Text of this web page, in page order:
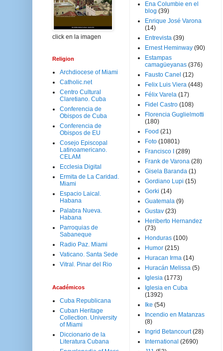
click en la imagen
Religion
Archdiocese of Miami
Catholic.net
Centro Cultural
Claretiano. Cuba
Conferencia de
Obispos de Cuba
Conferencia de
Obispos de EU
Cosejo Episcopal
Latinoamericano.
CELAM
Ecclesia Digital
Ermita de La Caridad.
Miami
Espacio Laical.
Habana
Palabra Nueva.
Habana
Parroquias de
Sabaneque
Radio Paz. Miami
Vaticano. Santa Sede
Vitral. Pinar del Rio
Académicos
Cuba Republicana
Cuban Heritage
Collection. University
of Miami
Diccionario de la
Literatura Cubana
Ena Columbie en el
blog (39)
Enrique José Varona
(14)
Entrevista (39)
Ernest Heminway (90)
Estampas
camagüeyanas (376)
Fausto Canel (12)
Felix Luis Viera (448)
Félix Varela (17)
Fidel Castro (108)
Florencia Guglielmotti
(180)
Food (21)
Foto (10801)
Francisco I
(289)
Frank de Varona (28)
Gisela Baranda (1)
Gordiano Lupi (15)
Gorki (14)
Guatemala (9)
Gustav (23)
Heriberto Hernandez
(73)
Honduras (100)
Humor (215)
Huracan Irma (14)
Huracán Melissa (5)
Iglesia (1773)
Iglesia en Cuba
(1392)
Ike (54)
Incendio en Matanzas
(8)
Ingrid Betancourt (28)
International (2690)